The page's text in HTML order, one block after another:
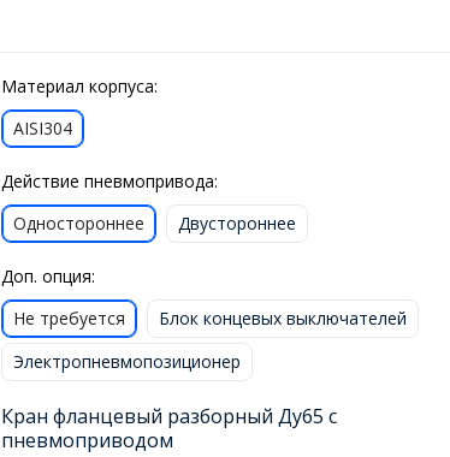
Материал корпуса:
AISI304
Действие пневмопривода:
Одностороннее
Двустороннее
Доп. опция:
Не требуется
Блок концевых выключателей
Электропневмопозиционер
Кран фланцевый разборный Ду65 с
пневмоприводом